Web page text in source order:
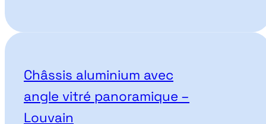
Châssis aluminium avec
angle vitré panoramique –
Louvain